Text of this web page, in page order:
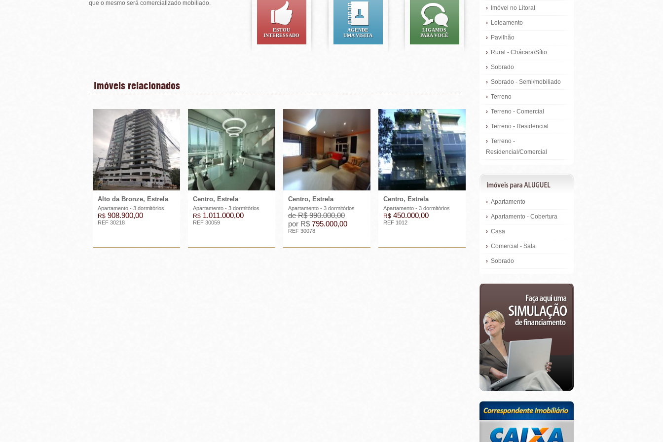
ESTOU
INTERESSADO
AGENDE
UMA VISITA
LIGAMOS
PARA VOCÊ
que o mesmo será comercializado mobiliado.
Imóveis relacionados
Alto da Bronze, Estrela
Apartamento - 3 dormitórios
R$908.900,00
REF 30218
Centro, Estrela
Apartamento - 3 dormitórios
R$1.011.000,00
REF 30059
Centro, Estrela
Apartamento - 3 dormitórios
de R$ 990.000,00
por R$795.000,00
REF 30078
Centro, Estrela
Apartamento - 3 dormitórios
R$450.000,00
REF 1012
›Imóvel no Litoral
›Loteamento
›Pavilhão
›Rural - Chácara/Sítio
›Sobrado
›Sobrado - Semi/mobiliado
›Terreno
›Terreno - Comercial
›Terreno - Residencial
›Terreno -
Residencial/Comercial
›Apartamento
›Apartamento - Cobertura
›Casa
›Comercial - Sala
›Sobrado